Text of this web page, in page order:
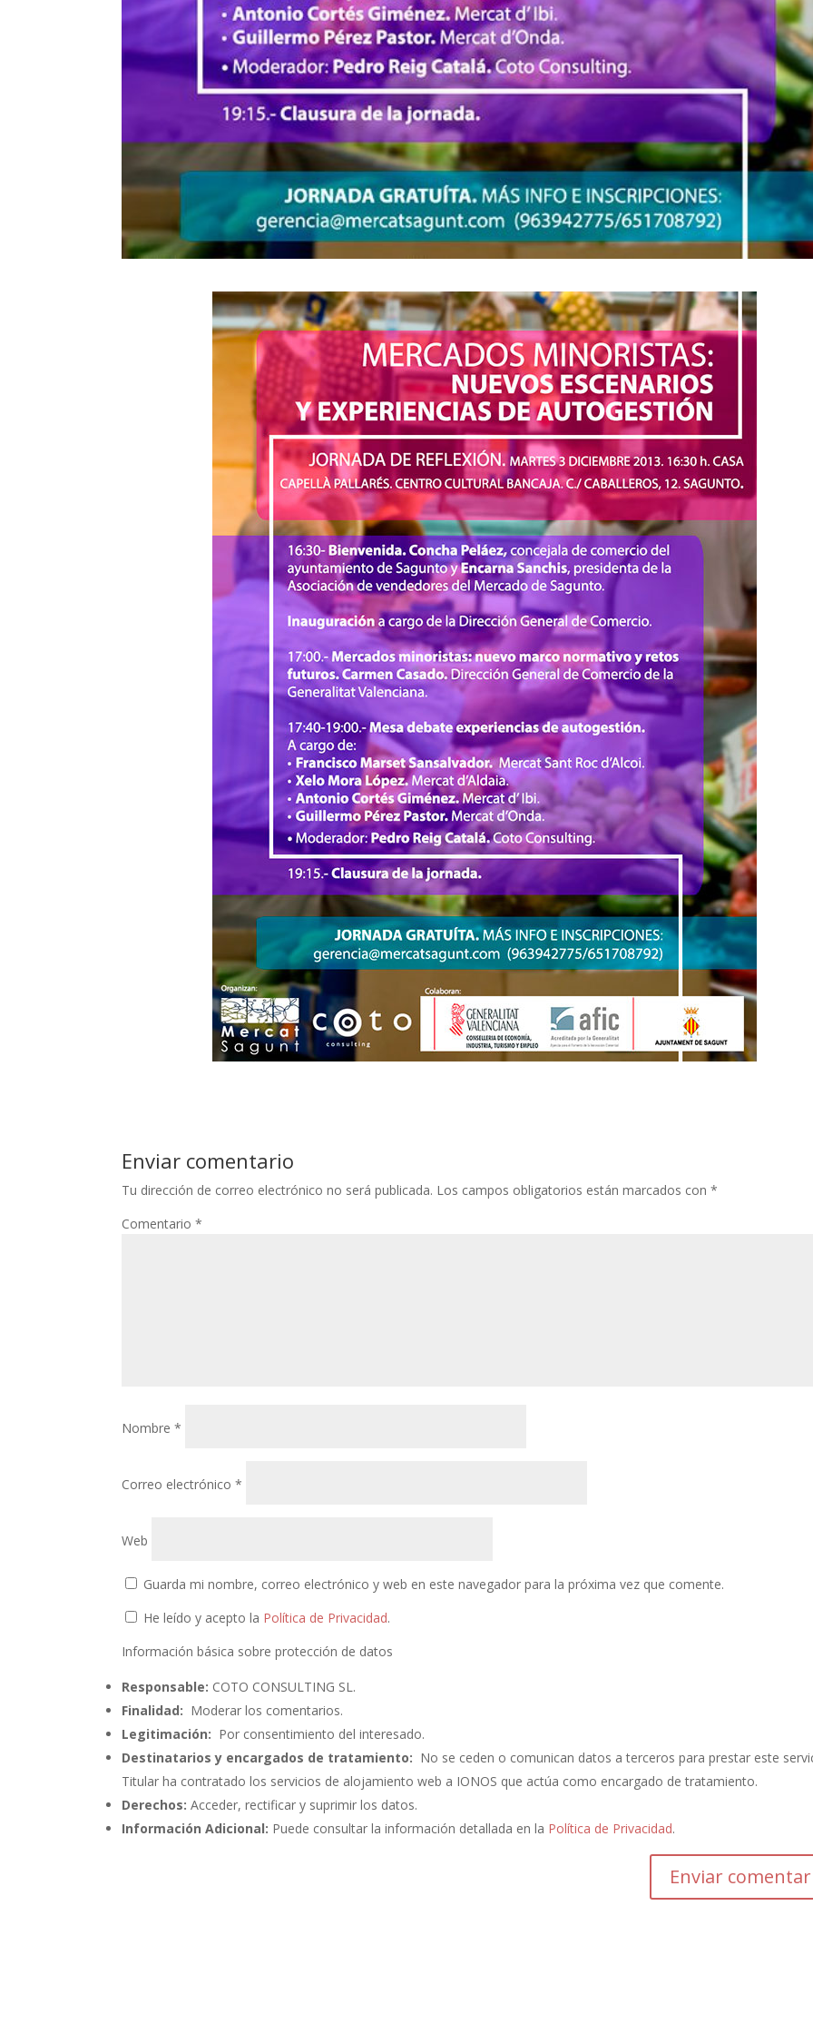
Enviar comentario
Tu dirección de correo electrónico no será publicada. Los campos obligatorios están marcados con*
Comentario*
Nombre*
Correo electrónico*
Web
Guarda mi nombre, correo electrónico y web en este navegador para la próxima vez que comente.
He leído y acepto la Política de Privacidad.
Información básica sobre protección de datos
Responsable: COTO CONSULTING SL.
Finalidad: Moderar los comentarios.
Legitimación: Por consentimiento del interesado.
Destinatarios y encargados de tratamiento: No se ceden o comunican datos a terceros para prestar este
Titular ha contratado los servicios de alojamiento web a IONOS que actúa como encargado de tratamiento.
Derechos: Acceder, rectificar y suprimir los datos.
Información Adicional: Puede consultar la información detallada en la Política de Privacidad.